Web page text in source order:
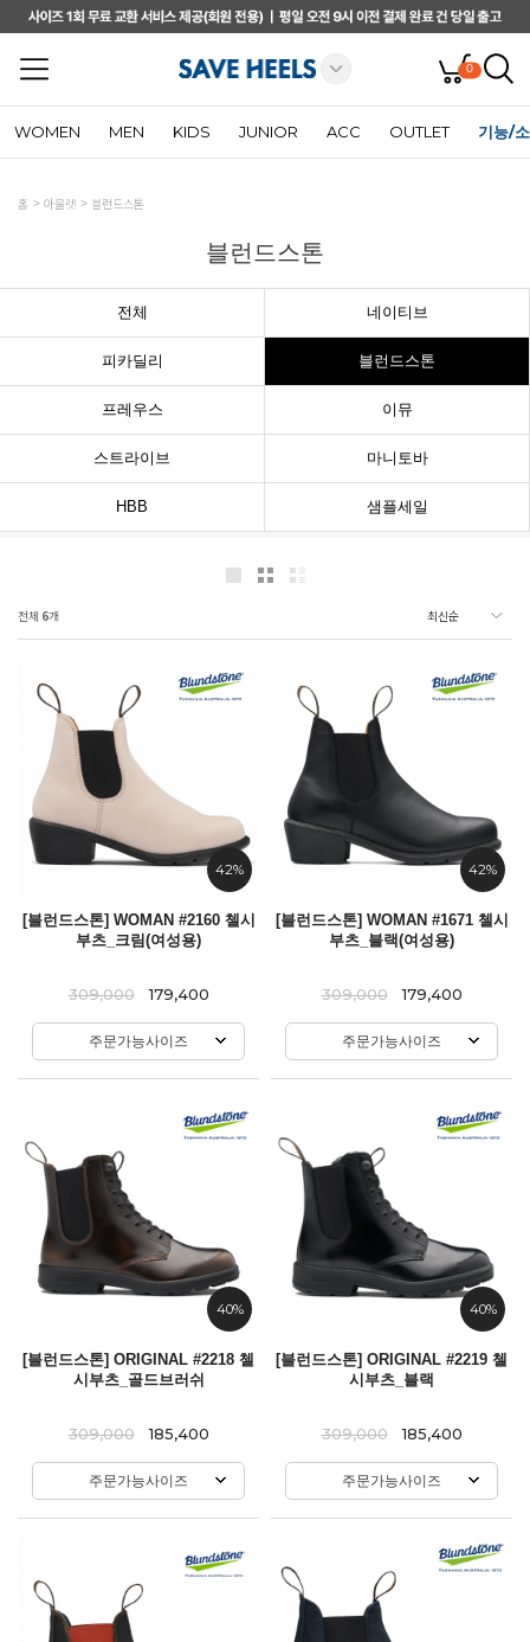
0
WOMEN MEN KIDS JUNIOR ACC OUTLET 기능/
홈 아울렛 블런드스톤
블런드스톤
전체 네이티브
피카딜리 블런드스톤
프레우스 이뮤
스트라이브 마니토바
HBB 샘플세일
전체 6개
42%
[블런드스톤] WOMAN #2160 첼시
부츠_크림(여성용)
309,000 179,400
주문가능사이즈
42%
[블런드스톤] WOMAN #1671 첼시
부츠_블랙(여성용)
309,000 179,400
주문가능사이즈
40%
[블런드스톤] ORIGINAL #2218 첼
시부츠_골드브러쉬
309,000 185,400
주문가능사이즈
40%
[블런드스톤] ORIGINAL #2219 첼
시부츠_블랙
309,000 185,400
주문가능사이즈